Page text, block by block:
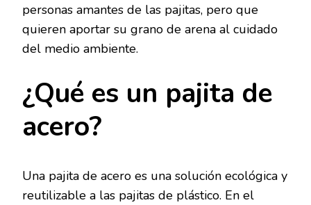
personas amantes de las pajitas, pero que
quieren aportar su grano de arena al cuidado
del medio ambiente.
¿Qué es un pajita de
acero?
Una pajita de acero es una solución ecológica y
reutilizable a las pajitas de plástico. En el